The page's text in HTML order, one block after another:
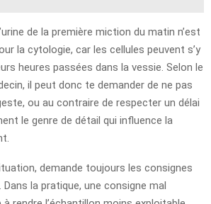
de la première miction du matin n’est
la cytologie, car les cellules peuvent s’y
heures passées dans la vessie. Selon le
il peut donc te demander de ne pas
ou au contraire de respecter un délai
le genre de détail qui influence la
demande toujours les consignes
la pratique, une consigne mal